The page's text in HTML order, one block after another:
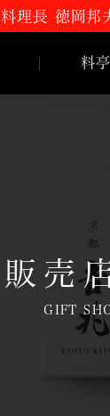
理長 徳岡邦
料
販売
GIFT